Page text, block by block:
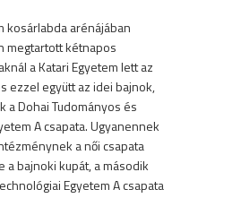
kosárlabda arénájában
megtartott kétnapos
a Katari Egyetem lett az
ezzel együtt az idei bajnok,
a Dohai Tudományos és
A csapata. Ugyanennek
a női csapata
a bajnoki kupát, a második
Egyetem A csapata